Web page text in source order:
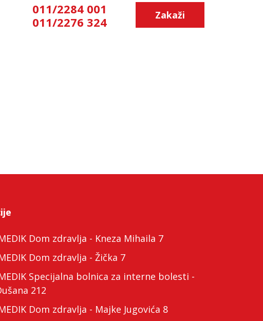
011/2284 001
011/2276 324
Zakaži
Dom zdravlja - Kneza Mihaila 7
Dom zdravlja - Žička 7
Specijalna bolnica za interne bolesti -
212
Dom zdravlja - Majke Jugovića 8